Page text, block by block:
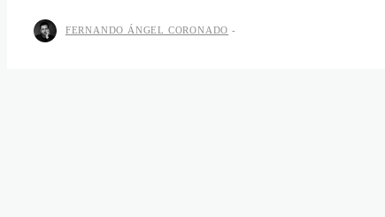
FERNANDO ÁNGEL CORONADO -